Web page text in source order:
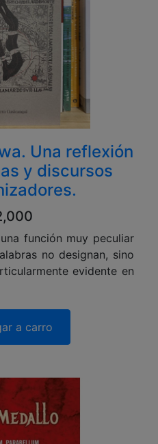
Una reflexión
y discursos
función muy peculiar
no designan, sino
evidente en
a carro